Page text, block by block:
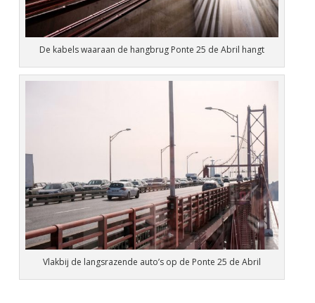
De kabels waaraan de hangbrug Ponte 25 de Abril hangt
Vlakbij de langsrazende auto’s op de Ponte 25 de Abril